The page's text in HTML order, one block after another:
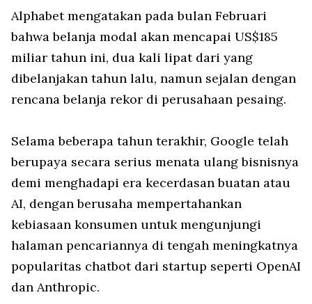
Alphabet mengatakan pada bulan Februari
bahwa belanja modal akan mencapai US$185
miliar tahun ini, dua kali lipat dari yang
dibelanjakan tahun lalu, namun sejalan dengan
rencana belanja rekor di perusahaan pesaing.
Selama beberapa tahun terakhir, Google telah
berupaya secara serius menata ulang bisnisnya
demi menghadapi era kecerdasan buatan atau
AI, dengan berusaha mempertahankan
kebiasaan konsumen untuk mengunjungi
halaman pencariannya di tengah meningkatnya
popularitas chatbot dari startup seperti OpenAI
dan Anthropic.